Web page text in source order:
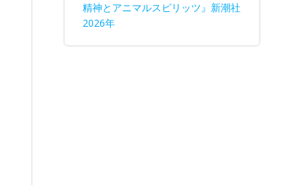
精神とアニマルスピリッツ』新潮社
2026年